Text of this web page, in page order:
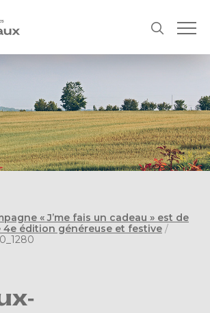
« J’me fais un cadeau » est de
4e édition généreuse et festive /